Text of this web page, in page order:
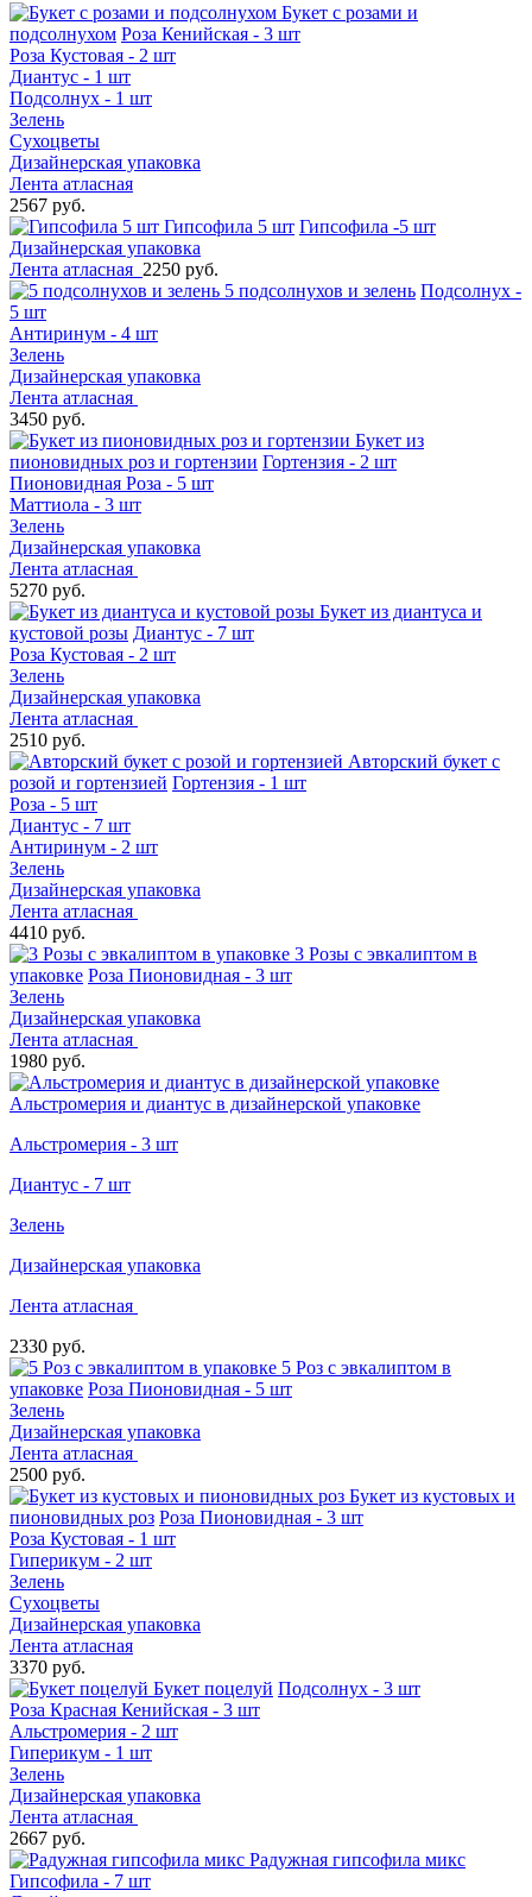
Букет с розами и
подсолнухом Роза Кенийская - 3 шт
Роза Кустовая - 2 шт
Диантус - 1 шт
Подсолнух - 1 шт
Зелень
Сухоцветы
Дизайнерская упаковка
Лента атласная
2567 руб.
Гипсофила 5 шт Гипсофила -5 шт
Дизайнерская упаковка
Лента атласная 2250 руб.
5 подсолнухов и зелень Подсолнух -
5 шт
Антиринум - 4 шт
Зелень
Дизайнерская упаковка
Лента атласная
3450 руб.
Букет из
пионовидных роз и гортензии Гортензия - 2 шт
Пионовидная Роза - 5 шт
Маттиола - 3 шт
Зелень
Дизайнерская упаковка
Лента атласная
5270 руб.
Букет из диантуса и
кустовой розы Диантус - 7 шт
Роза Кустовая - 2 шт
Зелень
Дизайнерская упаковка
Лента атласная
2510 руб.
Авторский букет с
розой и гортензией Гортензия - 1 шт
Роза - 5 шт
Диантус - 7 шт
Антиринум - 2 шт
Зелень
Дизайнерская упаковка
Лента атласная
4410 руб.
3 Розы с эвкалиптом в
упаковке Роза Пионовидная - 3 шт
Зелень
Дизайнерская упаковка
Лента атласная
1980 руб.
Альстромерия и диантус в дизайнерской упаковке
Альстромерия - 3 шт
Диантус - 7 шт
Зелень
Дизайнерская упаковка
Лента атласная
2330 руб.
5 Роз с эвкалиптом в
упаковке Роза Пионовидная - 5 шт
Зелень
Дизайнерская упаковка
Лента атласная
2500 руб.
Букет из кустовых и
пионовидных роз Роза Пионовидная - 3 шт
Роза Кустовая - 1 шт
Гиперикум - 2 шт
Зелень
Сухоцветы
Дизайнерская упаковка
Лента атласная
3370 руб.
Букет поцелуй Подсолнух - 3 шт
Роза Красная Кенийская - 3 шт
Альстромерия - 2 шт
Гиперикум - 1 шт
Зелень
Дизайнерская упаковка
Лента атласная
2667 руб.
Радужная гипсофила микс
Гипсофила - 7 шт